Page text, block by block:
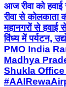
आज रीवा को हवाई
रीवा से कोलकाता
महानगरों से हवाई
विंध्य में पर्यटन,
PMO India
Madhya
Shukla